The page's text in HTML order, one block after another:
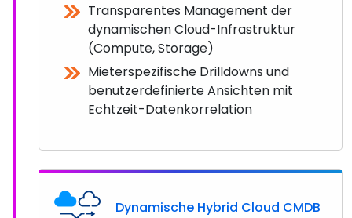
Transparentes Management der
dynamischen Cloud-Infrastruktur
(Compute, Storage)
Mieterspezifische Drilldowns und
benutzerdefinierte Ansichten mit
Echtzeit-Datenkorrelation
Dynamische Hybrid Cloud CMDB